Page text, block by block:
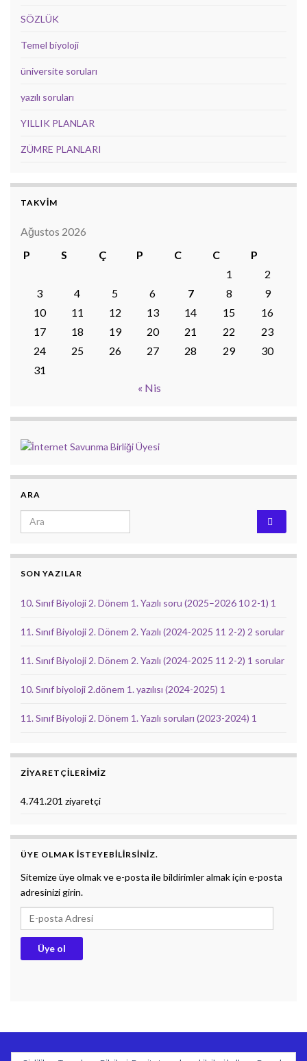
SÖZLÜK
Temel biyoloji
üniversite soruları
yazılı soruları
YILLIK PLANLAR
ZÜMRE PLANLARI
TAKVİM
Ağustos 2026
P
S Ç P C C
P
1
2
3
4 5 6 7 8
9
10
11 12 13 14 15
16
17
18 19 20 21 22
23
24
25 26 27 28 29
30
31
« Nis
ARA
Search for:
SON YAZILAR
10. Sınıf Biyoloji 2. Dönem 1. Yazılı soru (2025–2026 10 2-1) 1
11. Sınıf Biyoloji 2. Dönem 2. Yazılı (2024-2025 11 2-2) 2 sorular
11. Sınıf Biyoloji 2. Dönem 2. Yazılı (2024-2025 11 2-2) 1 sorular
10. Sınıf biyoloji 2.dönem 1. yazılısı (2024-2025) 1
11. Sınıf Biyoloji 2. Dönem 1. Yazılı soruları (2023-2024) 1
ZIYARETÇILERIMIZ
4.741.201 ziyaretçi
ÜYE OLMAK ISTEYEBILIRSINIZ.
Sitemize üye olmak ve e-posta ile bildirimler almak için e-posta
adresinizi girin.
E-posta Adresi
Üye ol
BİYOLOJİ DERS NOTLARI DOKUMAN SÖZLÜK